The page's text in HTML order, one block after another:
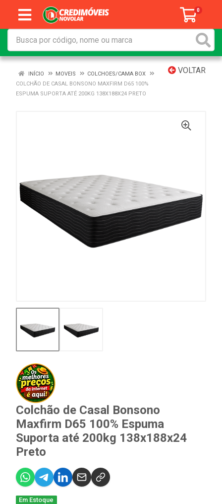
0
VOLTAR
INÍCIO MOVEIS
COLCHOES/CAMA BOX
COLCHÃO DE CASAL BONSONO MAXFIRM D65 100%
ESPUMA SUPORTA ATÉ 200KG 138X188X24 PRETO
Colchão de Casal Bonsono
Maxfirm D65 100% Espuma
Suporta até 200kg 138x188x24
Preto
Em Estoque